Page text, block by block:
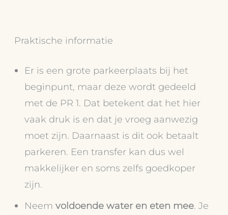
Praktische informatie
Er is een grote parkeerplaats bij het
beginpunt, maar deze wordt gedeeld
met de PR 1. Dat betekent dat het hier
vaak druk is en dat je vroeg aanwezig
moet zijn. Daarnaast is dit ook betaalt
parkeren. Een transfer kan dus wel
makkelijker en soms zelfs goedkoper
zijn.
Neemvoldoende water en eten mee. Je